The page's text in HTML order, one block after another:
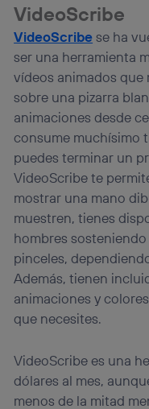
VideoScribe
VideoScribese ha
ser una herramienta
vídeos animados
sobre una pizarra
animaciones desde
consume muchísimo
puedes terminar un
VideoScribe te
mostrar una mano
muestren, tienes
hombres
pinceles,
Además, tienen
animaciones y
que necesites.
VideoScribe es una
dólares al mes,
menos de la mitad